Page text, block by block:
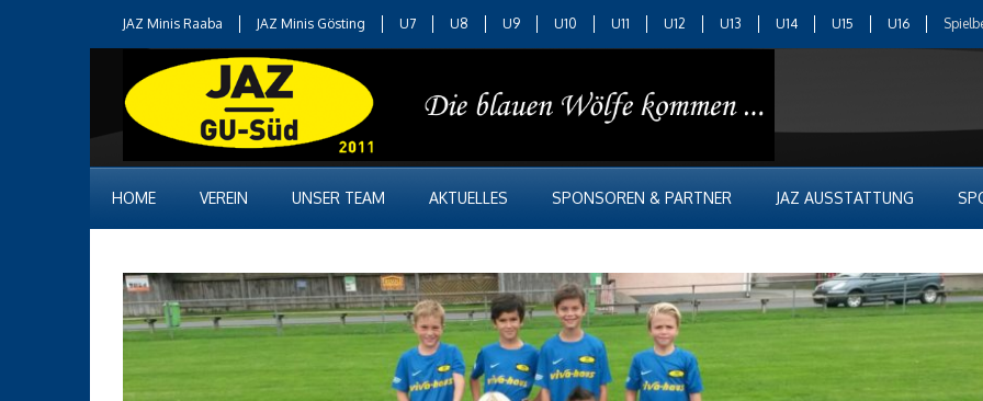
JAZ Minis Raaba JAZ Minis Gösting U7 U8 U9 U10 U11 U12 U13 U14 U15 U16
HOME VEREIN UNSER TEAM AKTUELLES SPONSOREN & PARTNER JAZ AUSSTATTUNG